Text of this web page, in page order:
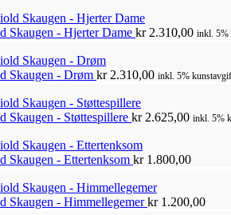
Skaugen - Hjerter Dame kr2.310,00 inkl. 5%
Skaugen - Drøm kr2.310,00 inkl. 5%
Skaugen - Støttespillere kr2.625,00 inkl. 5%
Skaugen - Ettertenksom kr1.800,00
Skaugen - Himmellegemerkr1.200,00